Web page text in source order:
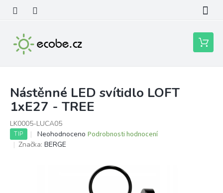
obsah
Nákupní
košík
Nástěnné LED svítidlo LOFT
1xE27 - TREE
LK0005-LUCA05
TIP
Průměrné
hodnocení
Neohodnoceno Podrobnosti hodnocení
Značka: BERGE